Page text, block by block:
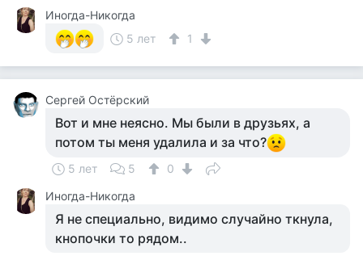
Иногда-Никогда
5 лет
1
Сергей Остёрский
Вот и мне неясно. Мы были в друзьях, а
потом ты меня удалила и за что?
5 лет 5
0
Иногда-Никогда
Я не специально, видимо случайно ткнула,
кнопочки то рядом..